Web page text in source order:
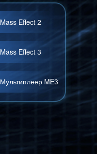
Mass Effect 2
Mass Effect 3
Мультиплеер ME3